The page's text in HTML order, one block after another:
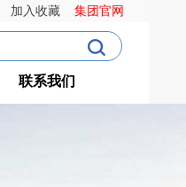
加入收藏 集团官网
联系我们